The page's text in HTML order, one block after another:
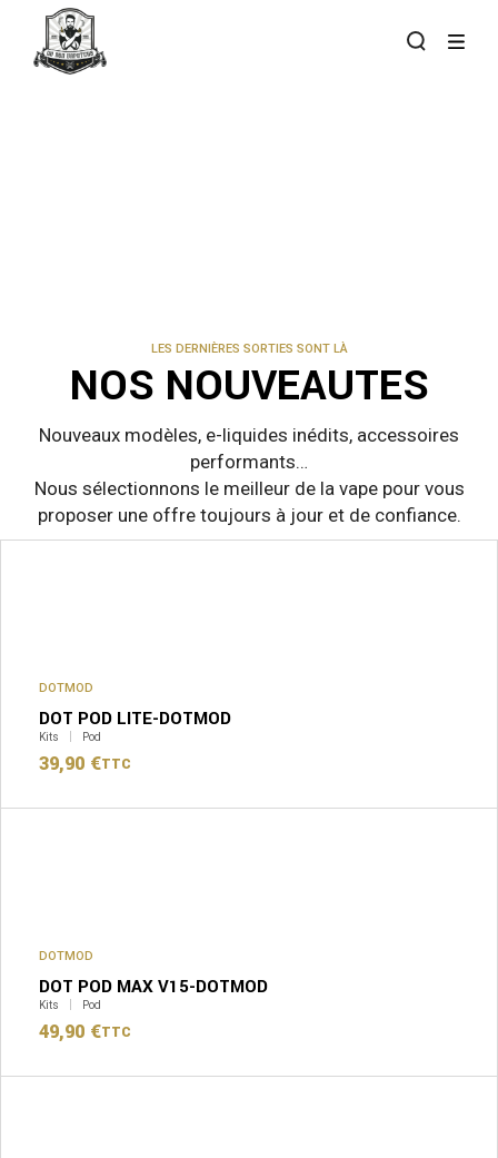
content
LES DERNIÈRES SORTIES SONT LÀ
NOS NOUVEAUTES
Nouveaux modèles, e-liquides inédits, accessoires
performants…
Nous sélectionnons le meilleur de la vape pour vous
proposer une offre toujours à jour et de confiance.
DOTMOD
DOT POD LITE-DOTMOD
Kits Pod
39,90 €TTC
DOTMOD
DOT POD MAX V15-DOTMOD
Kits Pod
49,90 €TTC